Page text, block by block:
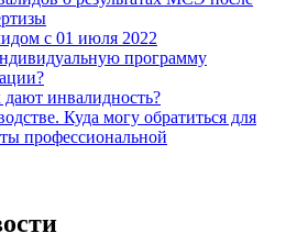
с 01 июля 2022
программу
инвалидность?
Куда могу обратиться для
профессиональной